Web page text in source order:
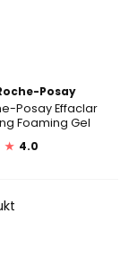
Posay
Posay Effaclar
Foaming Gel
★ 4.0